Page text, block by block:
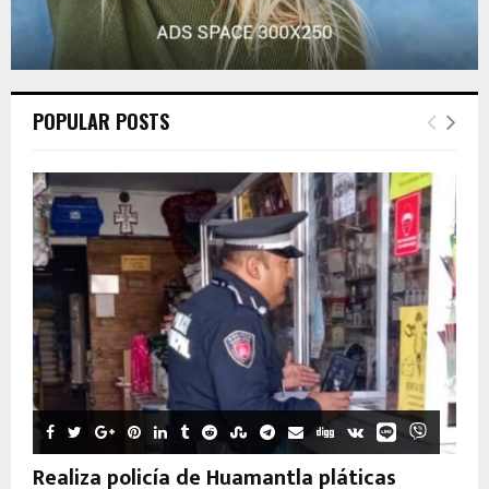
POPULAR POSTS
Realiza policía de Huamantla pláticas